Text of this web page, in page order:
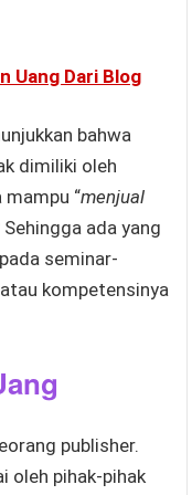
Uang Dari Blog
bahwa
dimiliki oleh
“menjual
Sehingga ada yang
seminar-
kompetensinya
publisher.
oleh pihak-pihak